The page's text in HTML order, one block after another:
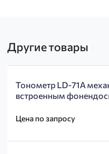
Другие товары
Тонометр LD-71A
встроенным
Цена по запросу